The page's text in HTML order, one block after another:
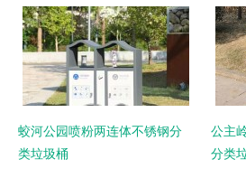
蛟河公园喷粉两连体不锈钢分
类垃圾桶
公主
分类